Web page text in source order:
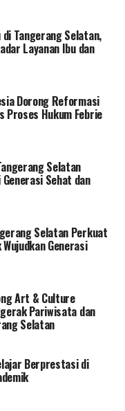
Tangerang Selatan,
Layanan Ibu dan
Dorong Reformasi
Proses Hukum Febrie
Selatan
Sehat dan
Selatan Perkuat
Generasi
Art & Culture
Pariwisata dan
Selatan
Berprestasi di